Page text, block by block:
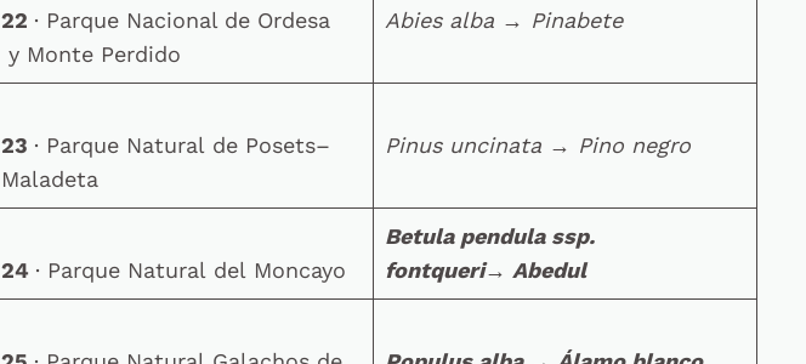
22 · Parque Nacional de Ordesa
y Monte Perdido
Abies alba → Pinabete
23 · Parque Natural de Posets–
Maladeta
Pinus uncinata → Pino negro
24 · Parque Natural del Moncayo
Betula pendula ssp.
fontqueri→ Abedul